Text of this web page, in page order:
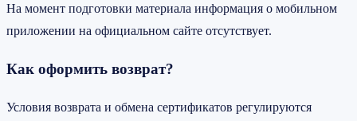
На момент подготовки материала информация о мобильном
приложении на официальном сайте отсутствует.
Как оформить возврат?
Условия возврата и обмена сертификатов регулируются